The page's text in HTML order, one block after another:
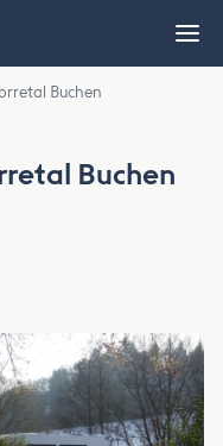
Buchen
Buchen